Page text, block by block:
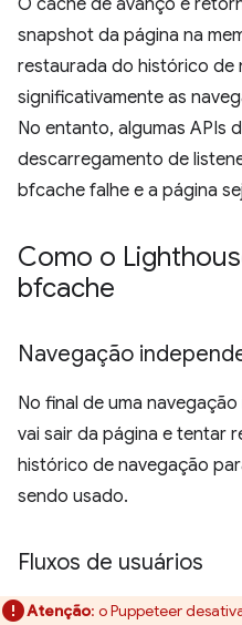
O cache de avanço e
snapshot da página na
restaurada do histórico de
significativamente as
No entanto, algumas APIs
descarregamento de
bfcache falhe e a página
Como o
bfcache
Navegação
No final de uma
vai sair da página e tentar
histórico de navegação
sendo usado.
Fluxos de usuários
Atenção: o Puppeteer